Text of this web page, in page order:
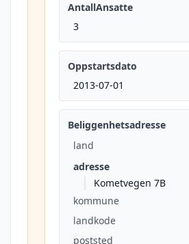
AntallAnsatte
3
Oppstartsdato
2013-07-01
Beliggenhetsadresse
land
adresse
Kometvegen 7B
kommune
landkode
poststed